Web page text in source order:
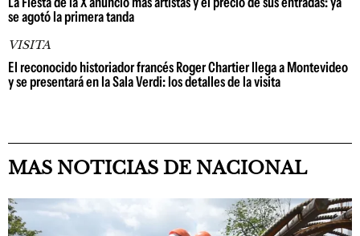
se agotó la primera tanda
VISITA
El reconocido historiador francés Roger Chartier llega a Montevideo
y se presentará en la Sala Verdi: los detalles de la visita
MAS NOTICIAS DE NACIONAL